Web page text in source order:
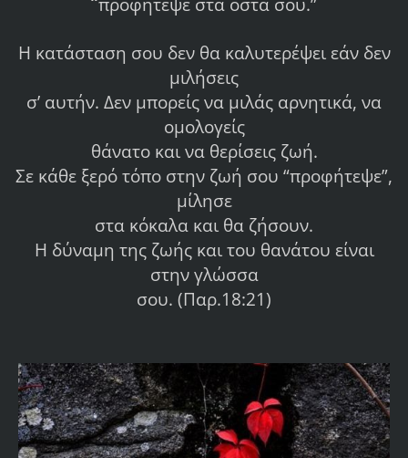
Η κατάσταση σου δεν θα καλυτερέψει εάν δεν
μιλήσεις
σ’ αυτήν. Δεν μπορείς να μιλάς αρνητικά, να
ομολογείς
θάνατο και να θερίσεις ζωή.
Σε κάθε ξερό τόπο στην ζωή σου “προφήτεψε”,
μίλησε
στα κόκαλα και θα ζήσουν.
Η δύναμη της ζωής και του θανάτου είναι
στην γλώσσα
σου. (Παρ.18:21)